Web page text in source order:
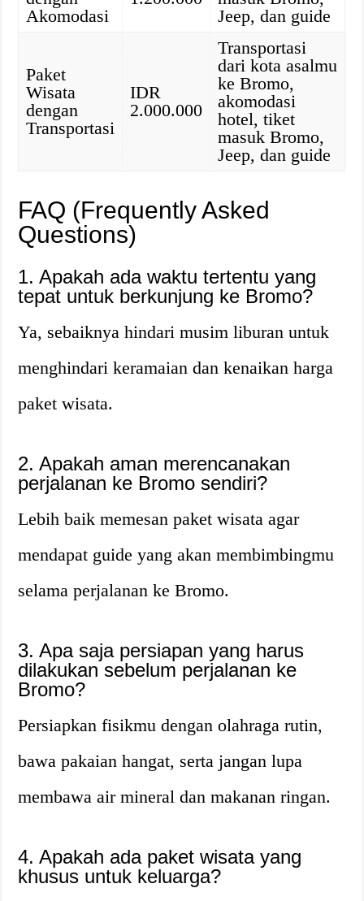
Akomodasi
Jeep, dan guide
Paket
Wisata
dengan
Transportasi
IDR
2.000.000
Transportasi
dari kota asalmu
ke Bromo,
akomodasi
hotel, tiket
masuk Bromo,
Jeep, dan guide
FAQ (Frequently Asked
Questions)
1. Apakah ada waktu tertentu yang
tepat untuk berkunjung ke Bromo?
Ya, sebaiknya hindari musim liburan untuk
menghindari keramaian dan kenaikan harga
paket wisata.
2. Apakah aman merencanakan
perjalanan ke Bromo sendiri?
Lebih baik memesan paket wisata agar
mendapat guide yang akan membimbingmu
selama perjalanan ke Bromo.
3. Apa saja persiapan yang harus
dilakukan sebelum perjalanan ke
Bromo?
Persiapkan fisikmu dengan olahraga rutin,
bawa pakaian hangat, serta jangan lupa
membawa air mineral dan makanan ringan.
4. Apakah ada paket wisata yang
khusus untuk keluarga?